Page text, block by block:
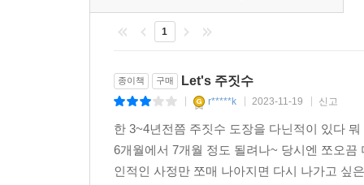
1
종이책 구매 Let's 주짓수
r*****k 2023-11-19 신고
한 3~4년전쯤 주짓수 도장을 다닌적이 있다
6개월에서 7개월 정도 될려나~ 당시엔 쪼오
인적인 사정만 쪼매 나아지면 다시 나가고 싶